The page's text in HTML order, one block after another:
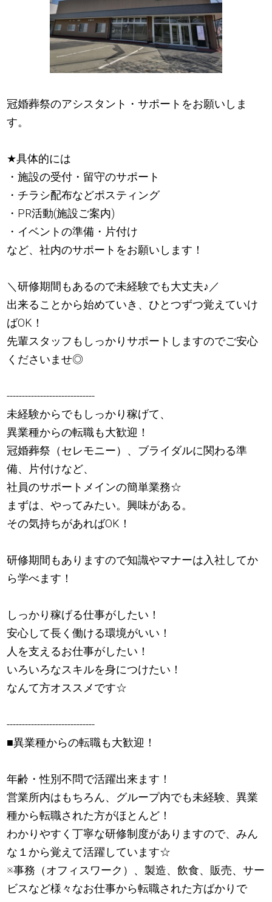
冠婚葬祭のアシスタント・サポートをお願いしま
す。
★具体的には
・施設の受付・留守のサポート
・チラシ配布などポスティング
・PR活動(施設ご案内)
・イベントの準備・片付け
など、社内のサポートをお願いします！
＼研修期間もあるので未経験でも大丈夫♪ ／
出来ることから始めていき、ひとつずつ覚えていけ
ばOK！
先輩スタッフもしっかりサポートしますのでご安心
くださいませ◎
-----------------------------
未経験からでもしっかり稼げて、
異業種からの転職も大歓迎！
冠婚葬祭（セレモニー）、ブライダルに関わる準
備、片付けなど、
社員のサポートメインの簡単業務☆
まずは、やってみたい。興味がある。
その気持ちがあればOK！
研修期間もありますので知識やマナーは入社してか
ら学べます！
しっかり稼げる仕事がしたい！
安心して長く働ける環境がいい！
人を支えるお仕事がしたい！
いろいろなスキルを身につけたい！
なんて方オススメです☆
-----------------------------
■異業種からの転職も大歓迎！
年齢・性別不問で活躍出来ます！
営業所内はもちろん、グループ内でも未経験、異業
種から転職された方がほとんど！
わかりやすく丁寧な研修制度がありますので、みん
な１から覚えて活躍しています☆
※事務（オフィスワーク）、製造、飲食、販売、サー
ビスなど様々なお仕事から転職された方ばかりで